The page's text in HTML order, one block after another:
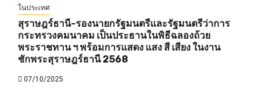
ในประเทศ
สุราษฎร์ธานี-รองนายกรัฐมนตรีและรัฐมนตรีว่าการ
กระทรวงคมนาคม เป็นประธานในพิธีฉลองถ้วย
พระราชทาน ฯ พร้อมการแสดง แสง สี เสียง ในงาน
ชักพระสุราษฎร์ธานี 2568
07/10/2025